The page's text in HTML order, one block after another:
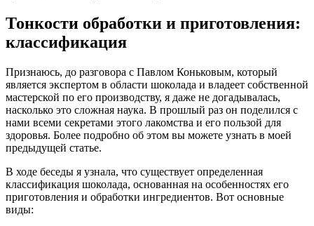
Тонкости обработки и приготовления:
классификация
Признаюсь, до разговора с Павлом Коньковым, который
является экспертом в области шоколада и владеет собственной
мастерской по его производству, я даже не догадывалась,
насколько это сложная наука. В прошлый раз он поделился с
нами всеми секретами этого лакомства и его пользой для
здоровья. Более подробно об этом вы можете узнать в моей
предыдущей статье.
В ходе беседы я узнала, что существует определенная
классификация шоколада, основанная на особенностях его
приготовления и обработки ингредиентов. Вот основные
виды: